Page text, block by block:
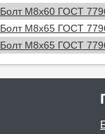
Болт М8х60 ГОСТ
Болт М8х65 ГОСТ
Болт М8х65 ГОСТ